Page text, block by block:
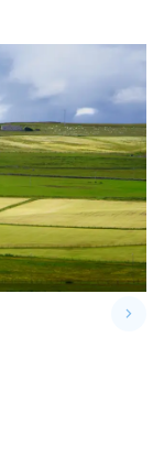
keyboard_arrow_right